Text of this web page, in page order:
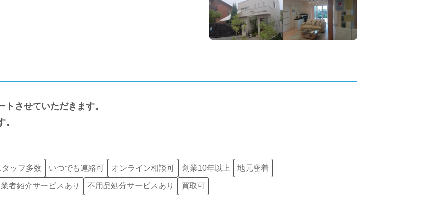
させていただきます。
ッフ多数 いつでも連絡可 オンライン相談可 創業10年以上 地元密着
者紹介サービスあり 不用品処分サービスあり 買取可